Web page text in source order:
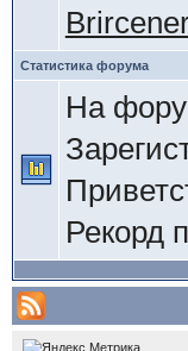
Статистика форума
На
Рекорд